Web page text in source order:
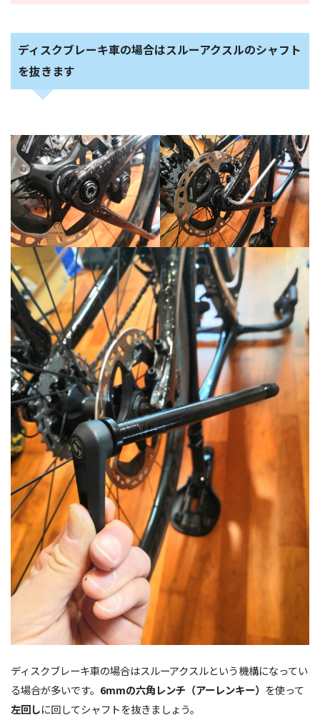
ディスクブレーキ車の場合はスルーアクスルのシャフト
を抜きます
ディスクブレーキ車の場合はスルーアクスルという機構になってい
る場合が多いです。 6mmの六角レンチ（アーレンキー） を使って
左回しに回してシャフトを抜きましょう。